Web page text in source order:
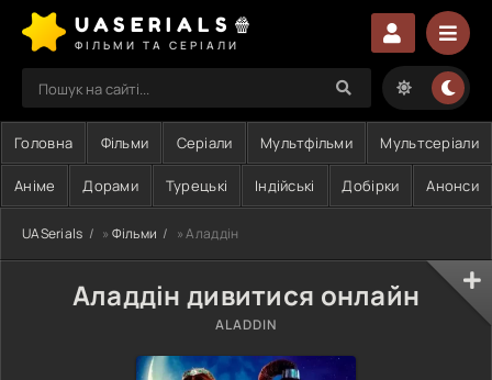
UASERIALS🍿
ФІЛЬМИ ТА СЕРІАЛИ
Головна Фільми Серіали Мультфільми Мультсеріали
Аніме Дорами Турецькі Індійські Добірки Анонси
UASerials » Фільми » Аладдін
Аладдін дивитися онлайн
ALADDIN